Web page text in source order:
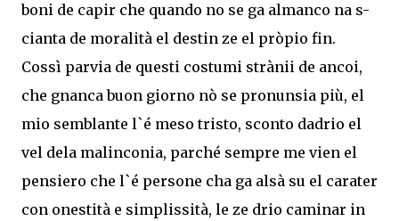
boni de capir che quando no se ga almanco na s-
cianta de moralità el destin ze el pròpio fin.
Cossì parvia de questi costumi strànii de ancoi,
che gnanca buon giorno nò se pronunsia più, el
mio semblante l`é meso tristo, sconto dadrio el
vel dela malinconia, parché sempre me vien el
pensiero che l`é persone cha ga alsà su el carater
con onestità e simplissità, le ze drio caminar in